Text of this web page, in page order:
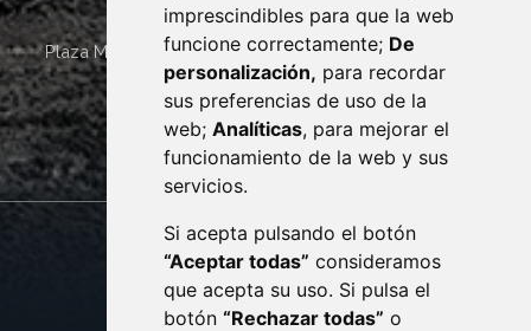
imprescindibles para que la web
funcione correctamente; De
personalización, para recordar
sus preferencias de uso de la
web; Analíticas, para mejorar el
funcionamiento de la web y sus
servicios.
Si acepta pulsando el botón
“Aceptar todas” consideramos
que acepta su uso. Si pulsa el
botón “Rechazar todas” o
Plaza Mayor 4 22400 MONZÓN - ARAGÓN (ESPAÑA)
· (34) 974 400 700 ·
sac@monzon.es
monzon.es
CONTACTO
AVISO LEGAL
PROTECCIÓN DE DATOS
POLÍTICA DE COOKIES